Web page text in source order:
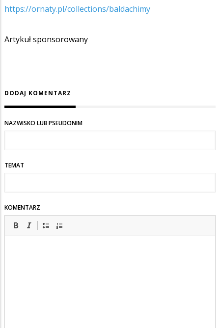
https://ornaty.pl/collections/baldachimy
Artykuł sponsorowany
DODAJ KOMENTARZ
NAZWISKO LUB PSEUDONIM
TEMAT
KOMENTARZ